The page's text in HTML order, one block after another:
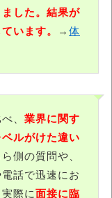
した。結果が
います。
→ 体
、 業界に関す
ルがけた違い
側の質問や、
話で迅速にお
際に面接に臨